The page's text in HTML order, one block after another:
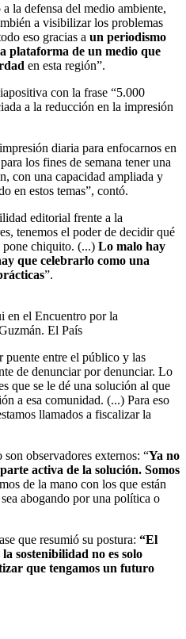
la defensa del medio ambiente,
a visibilizar los problemas
eso gracias a un periodismo
plataforma de un medio que
en esta región”.
con la frase “5.000
a la reducción en la impresión
diaria para enfocarnos en
los fines de semana tener una
con una capacidad ampliada y
en estos temas”, contó.
editorial frente a la
tenemos el poder de decidir qué
pone chiquito. (...) Lo malo hay
que celebrarlo como una
”.
en el Encuentro por la
El País
puente entre el público y las
de denunciar por denunciar. Lo
que se le dé una solución al que
a esa comunidad. (...) Para eso
llamados a fiscalizar la
observadores externos: “Ya no
activa de la solución. Somos
de la mano con los que están
abogando por una política o
que resumió su postura: “El
sostenibilidad no es solo
que tengamos un futuro